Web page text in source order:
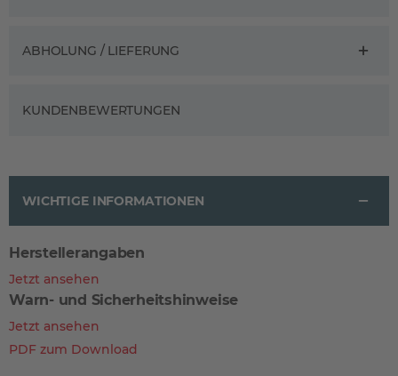
ABHOLUNG / LIEFERUNG
KUNDENBEWERTUNGEN
WICHTIGE INFORMATIONEN
Herstellerangaben
Jetzt ansehen
Warn- und Sicherheitshinweise
Jetzt ansehen
PDF zum Download